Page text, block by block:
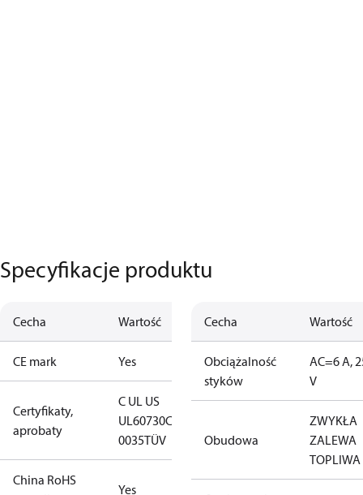
Specyfikacje produktu
Cecha Wartość
CE mark Yes
Certyfikaty,
aprobaty
C UL US
UL60730CE
0035TÜV
China RoHS
Yes
Cecha Wartość
Obciążalność
styków
AC=6 A,
V
Obudowa
ZWYKŁA
ZALEWA
TOPLIWA